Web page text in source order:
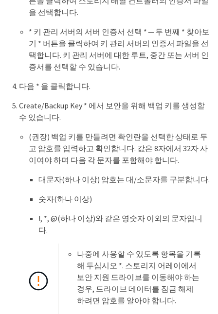
을 선택합니다.
* 키 관리 서버의 서버 인증서 선택 * — 두 번째 * 찾아보
기 * 버튼을 클릭하여 키 관리 서버의 인증서 파일을 선
택합니다. 키 관리 서버에 대한 루트, 중간 또는 서버 인
증서를 선택할 수 있습니다.
다음 * 을 클릭합니다.
Create/Backup Key * 에서 보안을 위해 백업 키를 생성할
수 있습니다.
(권장) 백업 키를 만들려면 확인란을 선택한 상태로 두
고 암호를 입력하고 확인합니다. 값은 8자에서 32자 사
이여야 하며 다음 각 문자를 포함해야 합니다.
대문자(하나 이상) 암호는 대/소문자를 구분합니다.
숫자(하나 이상)
!, *, @(하나 이상)와 같은 영숫자 이외의 문자입니
다.
나중에 사용할 수 있도록 항목을 기록
해 두십시오 *. 스토리지 어레이에서
보안 지원 드라이브를 이동해야 하는
경우, 드라이브 데이터를 잠금 해제
하려면 암호를 알아야 합니다.